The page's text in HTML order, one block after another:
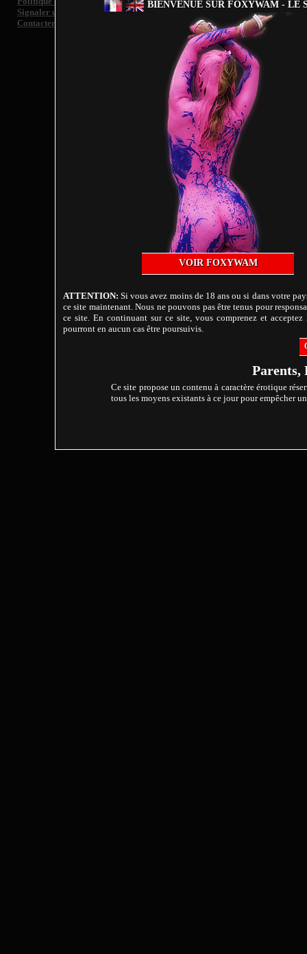
BIENVENUE SUR FOXYWAM - LE
VOIR FOXYWAM
ATTENTION: Si vous avez moins de 18 ans ou si dans votre
ce site maintenant. Nous ne pouvons pas être tenus pour
ce site. En continuant sur ce site, vous comprenez et
pourront en aucun cas être poursuivis.
Parents,
Ce site propose un contenu à caractère érotique
tous les moyens existants à ce jour pour empêcher
Signaler un contenu illégal et/ ou retrait d'image de toute personne
Contacter le support